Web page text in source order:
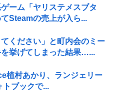
ーム「ヤリステメスブタ
Steamの売上が入ら...
ください」と町内会のミー
挙げてしまった結果…...
植村あかり、ランジェリー
ブックで...